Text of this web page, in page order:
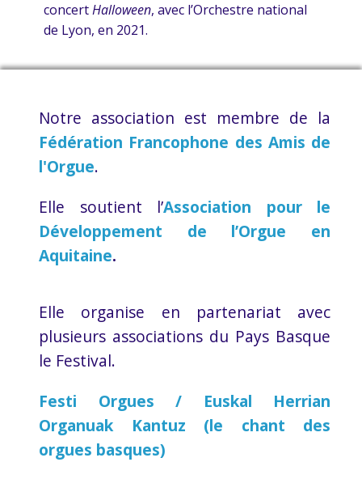
concertHalloween, avec l’Orchestre national
de Lyon, en 2021.
Notre association est membre de la
Fédération Francophone des Amis de
l'Orgue.
Elle soutient l’Association pour le
Développement de l’Orgue en
Aquitaine.
Elle organise en partenariat avec
plusieurs associations du Pays Basque
le Festival.
Festi Orgues / Euskal Herrian
Organuak Kantuz (le chant des
orgues basques)